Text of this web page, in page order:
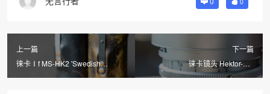
上一篇
徕卡Ⅰf MS-HK2 'Swedish
Military'（No.682661）
下一篇
徕卡镜头 Hektor-SM
2.5/125mm（No.1760153）